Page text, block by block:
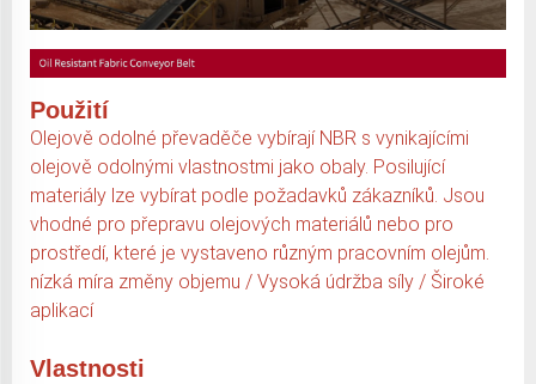
Použití
Olejově odolné převaděče vybírají NBR s vynikajícími
olejově odolnými vlastnostmi jako obaly. Posilující
materiály lze vybírat podle požadavků zákazníků. Jsou
vhodné pro přepravu olejových materiálů nebo pro
prostředí, které je vystaveno různým pracovním olejům.
nízká míra změny objemu / Vysoká údržba síly / Široké
aplikací
Vlastnosti